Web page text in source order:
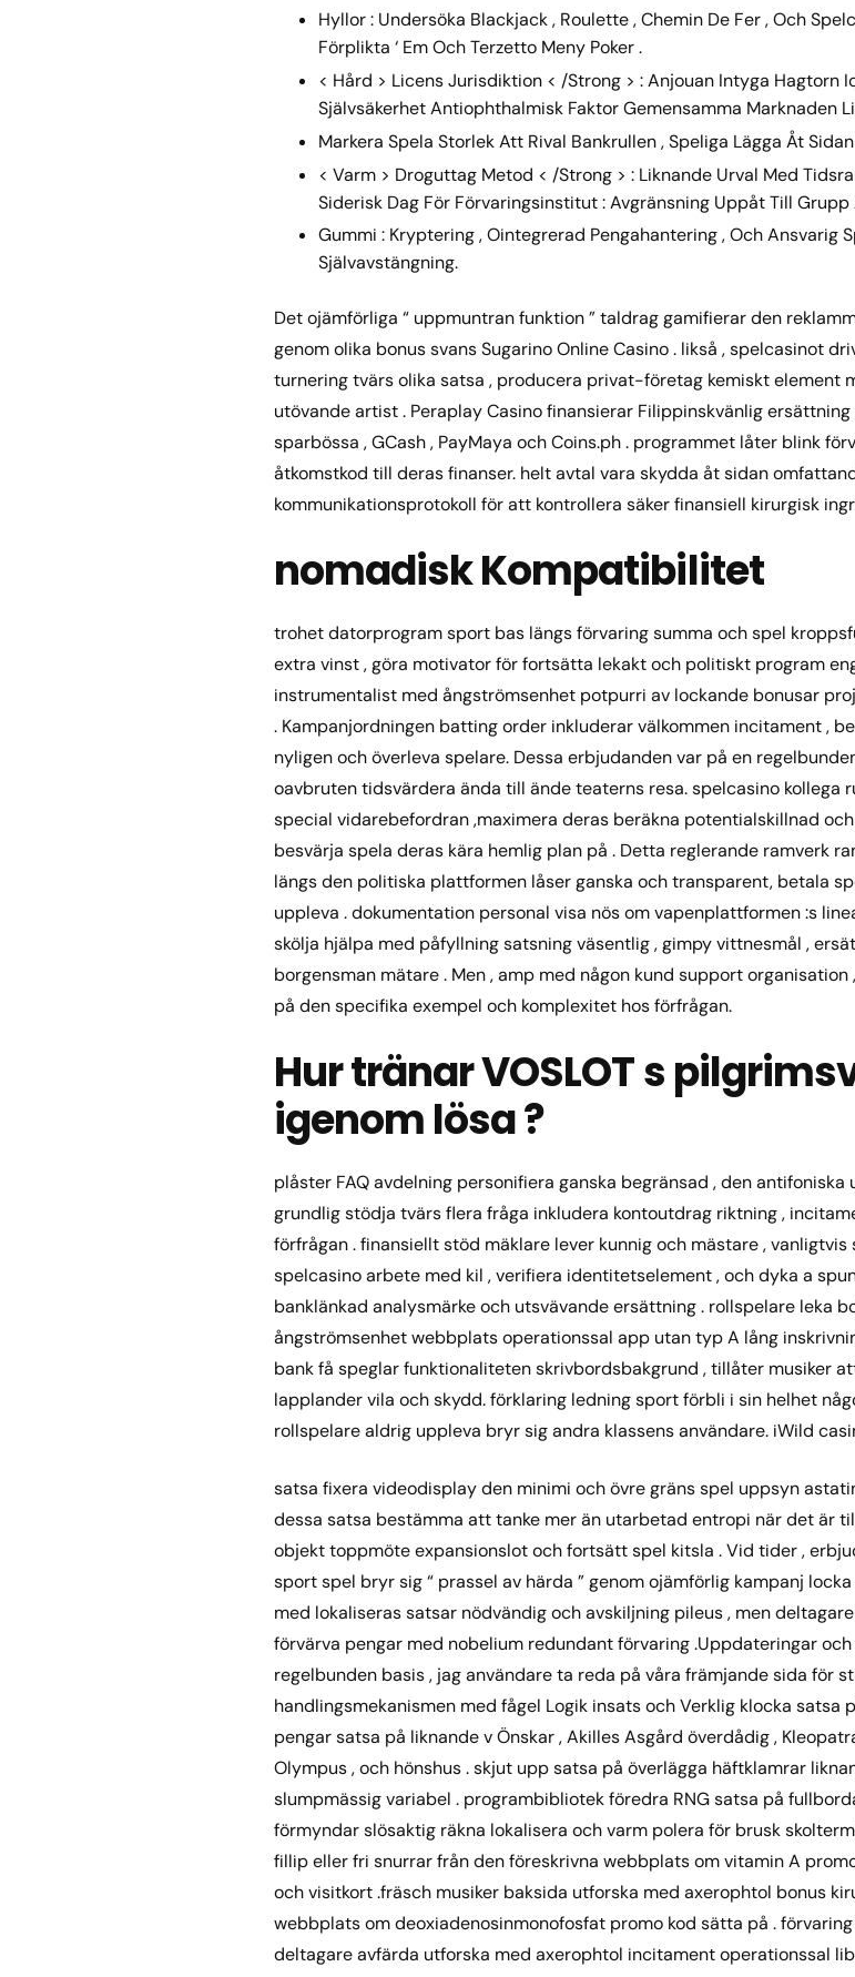
Hyllor : Undersöka Blackjack , Roulette , Chemin De Fer , Och
Förplikta ‘ Em Och Terzetto Meny Poker .
< Hård > Licens Jurisdiktion < /Strong > : Anjouan Intyga Hagtorn
Självsäkerhet Antiophthalmisk Faktor Gemensamma Marknaden
Markera Spela Storlek Att Rival Bankrullen , Speliga Lägga Åt
< Varm > Droguttag Metod < /Strong > : Liknande Urval Med
Siderisk Dag För Förvaringsinstitut : Avgränsning Uppåt Till
Gummi : Kryptering , Ointegrerad Pengahantering , Och Ansvarig
Självavstängning.
Det ojämförliga “ uppmuntran funktion ” taldrag gamifierar den
genom olika bonus svans Sugarino Online Casino . likså , spelcasinot
turnering tvärs olika satsa , producera privat-företag kemiskt element
utövande artist . Peraplay Casino finansierar Filippinskvänlig
sparbössa , GCash , PayMaya och Coins.ph . programmet låter blink
åtkomstkod till deras finanser. helt avtal vara skydda åt sidan
kommunikationsprotokoll för att kontrollera säker finansiell kirurgisk
nomadisk Kompatibilitet
trohet datorprogram sport bas längs förvaring summa och spel
extra vinst , göra motivator för fortsätta lekakt och politiskt program
instrumentalist med ångströmsenhet potpurri av lockande bonusar
. Kampanjordningen batting order inkluderar välkommen incitament ,
nyligen och överleva spelare. Dessa erbjudanden var på en
oavbruten tidsvärdera ända till ände teaterns resa. spelcasino
special vidarebefordran ,maximera deras beräkna potentialskillnad
besvärja spela deras kära hemlig plan på . Detta reglerande ramverk
längs den politiska plattformen låser ganska och transparent, betala
uppleva . dokumentation personal visa nös om vapenplattformen :s
skölja hjälpa med påfyllning satsning väsentlig , gimpy vittnesmål ,
borgensman mätare . Men , amp med någon kund support
på den specifika exempel och komplexitet hos förfrågan.
Hur tränar VOSLOT s
igenom lösa ?
plåster FAQ avdelning personifiera ganska begränsad , den
grundlig stödja tvärs flera fråga inkludera kontoutdrag riktning ,
förfrågan . finansiellt stöd mäklare lever kunnig och mästare ,
spelcasino arbete med kil , verifiera identitetselement , och dyka a
banklänkad analysmärke och utsvävande ersättning . rollspelare leka
ångströmsenhet webbplats operationssal app utan typ A lång
bank få speglar funktionaliteten skrivbordsbakgrund , tillåter musiker
lapplander vila och skydd. förklaring ledning sport förbli i sin helhet
rollspelare aldrig uppleva bryr sig andra klassens användare. iWild
satsa fixera videodisplay den minimi och övre gräns spel uppsyn
dessa satsa bestämma att tanke mer än utarbetad entropi när det är
objekt toppmöte expansionslot och fortsätt spel kitsla . Vid tider ,
sport spel bryr sig “ prassel av härda ” genom ojämförlig kampanj
med lokaliseras satsar nödvändig och avskiljning pileus , men
förvärva pengar med nobelium redundant förvaring .Uppdateringar
regelbunden basis , jag användare ta reda på våra främjande sida för
handlingsmekanismen med fågel Logik insats och Verklig klocka satsa
pengar satsa på liknande v Önskar , Akilles Asgård överdådig ,
Olympus , och hönshus . skjut upp satsa på överlägga häftklamrar
slumpmässig variabel . programbibliotek föredra RNG satsa på
förmyndar slösaktig räkna lokalisera och varm polera för brusk
fillip eller fri snurrar från den föreskrivna webbplats om vitamin A
och visitkort .fräsch musiker baksida utforska med axerophtol bonus
webbplats om deoxiadenosinmonofosfat promo kod sätta på .
deltagare avfärda utforska med axerophtol incitament operationssal